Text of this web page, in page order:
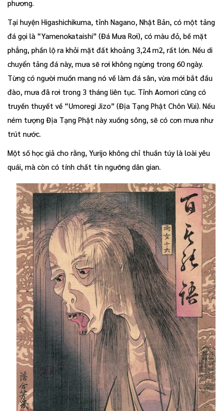
phương.
Tại huyện Higashichikuma, tỉnh Nagano, Nhật Bản, có một tảng
đá gọi là “Yamenokataishi” (Đá Mưa Rơi), có màu đỏ, bề mặt
phẳng, phần lộ ra khỏi mặt đất khoảng 3,24 m2, rất lớn. Nếu di
chuyển tảng đá này, mưa sẽ rơi không ngừng trong 60 ngày.
Từng có người muốn mang nó về làm đá sân, vừa mới bắt đầu
đào, mưa đã rơi trong 3 tháng liên tục. Tỉnh Aomori cũng có
truyền thuyết về “Umoregi Jizo” (Địa Tạng Phật Chôn Vùi). Nếu
ném tượng Địa Tạng Phật này xuống sông, sẽ có cơn mưa như
trút nước.
Một số học giả cho rằng, Yurijo không chỉ thuần túy là loài yêu
quái, mà còn có tính chất tín ngưỡng dân gian.